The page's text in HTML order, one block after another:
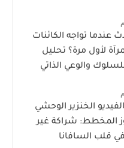
عندما تواجه الكائنات
لأول مرة؟ تحليل
والوعي الذاتي
الخنزير الوحشي
المخطط: شراكة غير
قلب السافانا